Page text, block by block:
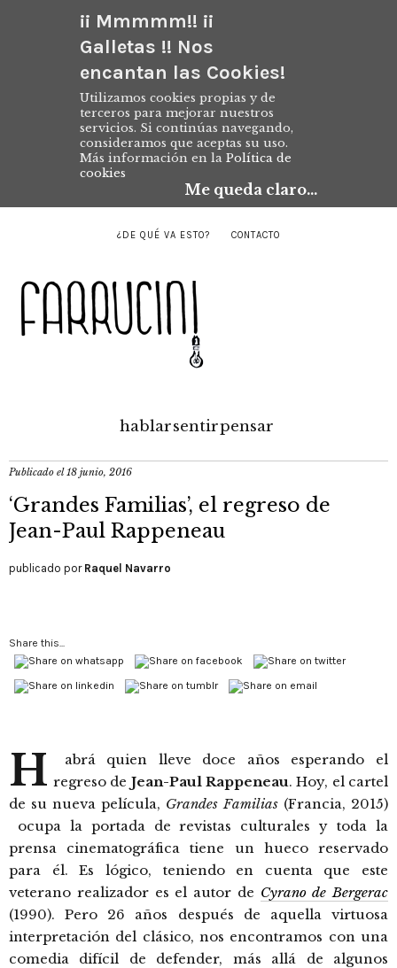
¡¡ Mmmmm!! ¡¡
Galletas !! Nos
encantan las Cookies!
Utilizamos cookies propias y de
terceros para mejorar nuestros
servicios. Si continúas navegando,
consideramos que aceptas su uso.
Más información en la Política de
cookies
Me queda claro...
¿DE QUÉ VA ESTO? CONTACTO
hablarsentirpensar
Publicado el18 junio, 2016
‘Grandes Familias’, el regreso de
Jean-Paul Rappeneau
publicado por Raquel Navarro
Share this...
H
abrá quien lleve doce años esperando el
regreso de Jean-Paul Rappeneau. Hoy, el cartel
de su nueva película, Grandes Familias (Francia, 2015)
ocupa la portada de revistas culturales y toda la
prensa cinematográfica tiene un hueco reservado
para él. Es lógico, teniendo en cuenta que este
veterano realizador es el autor de Cyrano de Bergerac
(1990). Pero 26 años después de aquella virtuosa
interpretación del clásico, nos encontramos con una
comedia difícil de defender, más allá de algunos